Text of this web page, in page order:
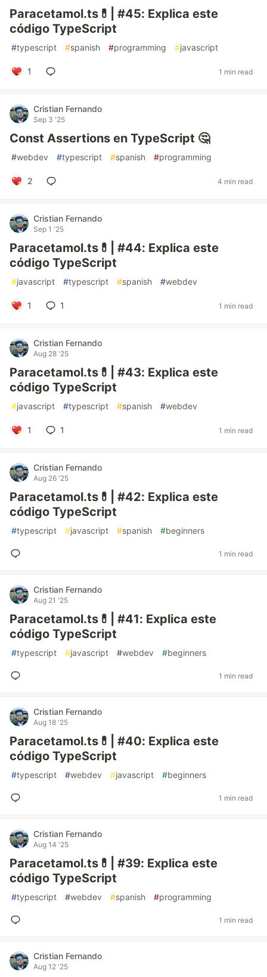
Paracetamol.ts💊| #45: Explica este
código TypeScript
#typescript #spanish #programming #javascript
1 1 min read
Cristian Fernando
Sep 3 '25
Const Assertions en TypeScript 🤔
#webdev #typescript #spanish #programming
2 4 min read
Cristian Fernando
Sep 1 '25
Paracetamol.ts💊| #44: Explica este
código TypeScript
#javascript #typescript #spanish #webdev
1 1 1 min read
Cristian Fernando
Aug 28 '25
Paracetamol.ts💊| #43: Explica este
código TypeScript
#javascript #typescript #spanish #webdev
1 1 1 min read
Cristian Fernando
Aug 26 '25
Paracetamol.ts💊| #42: Explica este
código TypeScript
#typescript #javascript #spanish #beginners
1 min read
Cristian Fernando
Aug 21 '25
Paracetamol.ts💊| #41: Explica este
código TypeScript
#typescript #javascript #webdev #beginners
1 min read
Cristian Fernando
Aug 18 '25
Paracetamol.ts💊| #40: Explica este
código TypeScript
#typescript #webdev #javascript #beginners
1 min read
Cristian Fernando
Aug 14 '25
Paracetamol.ts💊| #39: Explica este
código TypeScript
#typescript #webdev #spanish #programming
1 min read
Cristian Fernando
Aug 12 '25